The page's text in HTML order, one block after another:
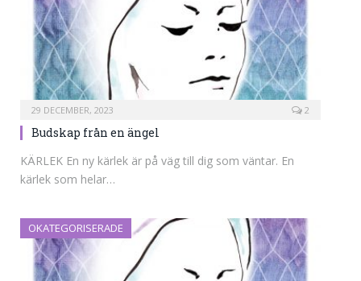
29 DECEMBER, 2023 2
Budskap från en ängel
KÄRLEK En ny kärlek är på väg till dig som väntar. En
kärlek som helar…
OKATEGORISERADE